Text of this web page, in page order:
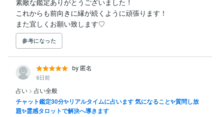
これからも前向きに縁が続くように頑張ります！
また宜しくお願い致します♡
参考になった
by 匿名
6日前
占い > 占い全般
チャット鑑定30分✨リアルタイムに占います 気になること✨質問し放
題✨霊感タロットで解決へ導きます